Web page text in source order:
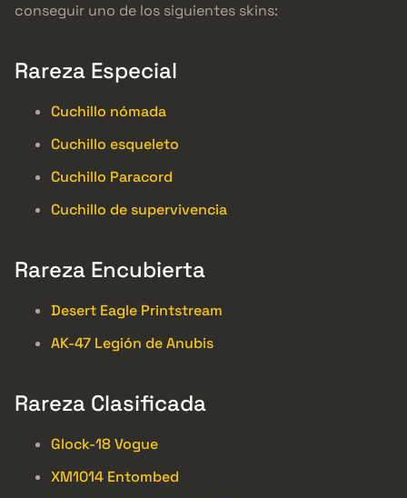
conseguir uno de los siguientes skins:
Rareza Especial
Cuchillo nómada
Cuchillo esqueleto
Cuchillo Paracord
Cuchillo de supervivencia
Rareza Encubierta
Desert Eagle Printstream
AK-47 Legión de Anubis
Rareza Clasificada
Glock-18 Vogue
XM1014 Entombed